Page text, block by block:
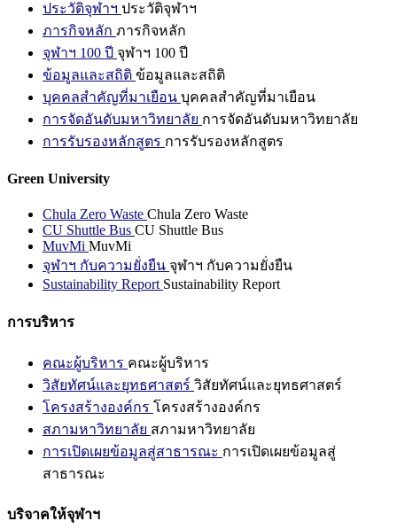
ประวัติจุฬาฯ ประวัติจุฬาฯ
ภารกิจหลัก ภารกิจหลัก
จุฬาฯ 100 ปี จุฬาฯ 100 ปี
ข้อมูลและสถิติ ข้อมูลและสถิติ
บุคคลสำคัญที่มาเยือน บุคคลสำคัญที่มาเยือน
การจัดอันดับมหาวิทยาลัย การจัดอันดับมหาวิทยาลัย
การรับรองหลักสูตร การรับรองหลักสูตร
Green University
Chula Zero Waste Chula Zero Waste
CU Shuttle Bus CU Shuttle Bus
MuvMi MuvMi
จุฬาฯ กับความยั่งยืน จุฬาฯ กับความยั่งยืน
Sustainability Report Sustainability Report
การบริหาร
คณะผู้บริหาร คณะผู้บริหาร
วิสัยทัศน์และยุทธศาสตร์ วิสัยทัศน์และยุทธศาสตร์
โครงสร้างองค์กร โครงสร้างองค์กร
สภามหาวิทยาลัย สภามหาวิทยาลัย
การเปิดเผยข้อมูลสู่สาธารณะ การเปิดเผยข้อมูลสู่
สาธารณะ
บริจาคให้จุฬาฯ